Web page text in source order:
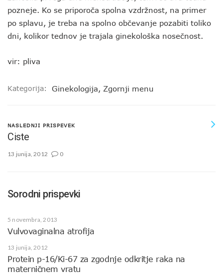
pozneje. Ko se priporoča spolna vzdržnost, na primer
po splavu, je treba na spolno občevanje pozabiti toliko
dni, kolikor tednov je trajala ginekološka nosečnost.
vir: pliva
Kategorija: Ginekologija, Zgornji menu
NASLEDNJI PRISPEVEK
Ciste
13 junija, 2012 0
Sorodni prispevki
5 novembra, 2013
Vulvovaginalna atrofija
13 junija, 2012
Protein p-16/Ki-67 za zgodnje odkritje raka na
materničnem vratu